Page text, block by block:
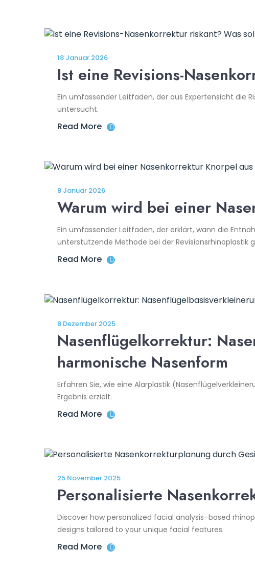
18 Januar 2026
Ist eine Revisions-
Ein umfassender Leitfaden, der aus Expertensicht die
untersucht.
Read More
8 Januar 2026
Warum wird bei einer
Ein umfassender Leitfaden, der erklärt, wann die
unterstützende Methode bei der Revisionsrhinoplastik
Read More
8 Dezember 2025
Nasenflügelkorrektur:
harmonische Nasenform
Erfahren Sie, wie eine Alarplastik
Ergebnis erzielt.
Read More
25 November 2025
Personalisierte
Discover how personalized facial analysis–based
designs tailored to your unique facial features.
Read More